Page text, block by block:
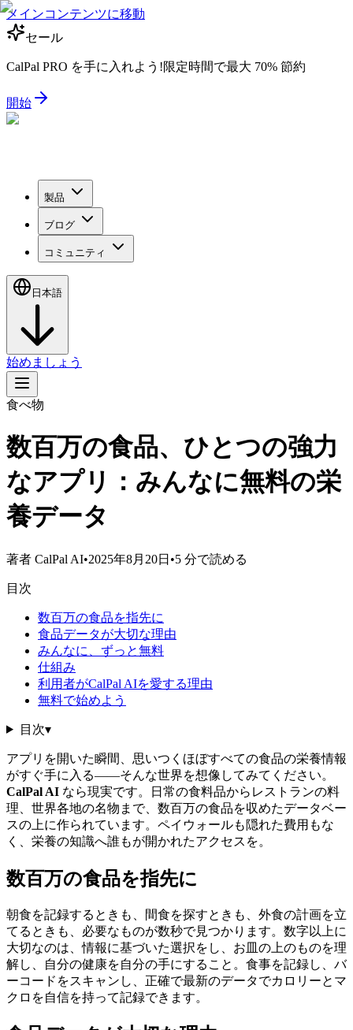
メインコンテンツに移動
セール
CalPal PRO を手に入れよう!限定時間で最大 70% 節約
開始
製品
ブログ
コミュニティ
日本語
始めましょう
食べ物
数百万の食品、ひとつの強力
なアプリ：みんなに無料の栄
養データ
著者 CalPal AI•2025年8月20日 •5 分で読める
目次
数百万の食品を指先に
食品データが大切な理由
みんなに、ずっと無料
仕組み
利用者がCalPal AIを愛する理由
無料で始めよう
目次▾
アプリを開いた瞬間、思いつくほぼすべての食品の栄養情報
がすぐ手に入る——そんな世界を想像してみてください。
CalPal AI なら現実です。日常の食料品からレストランの料
理、世界各地の名物まで、数百万の食品を収めたデータベー
スの上に作られています。ペイウォールも隠れた費用もな
く、栄養の知識へ誰もが開かれたアクセスを。
数百万の食品を指先に
朝食を記録するときも、間食を探すときも、外食の計画を立
てるときも、必要なものが数秒で見つかります。数字以上に
大切なのは、情報に基づいた選択をし、お皿の上のものを理
解し、自分の健康を自分の手にすること。食事を記録し、バ
ーコードをスキャンし、正確で最新のデータでカロリーとマ
クロを自信を持って記録できます。